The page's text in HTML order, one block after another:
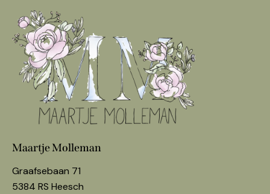
Maartje Molleman
Graafsebaan 71
5384 RS Heesch